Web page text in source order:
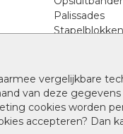
vergelijkbare
van deze
cookies worden
accepteren? Dan
Palissades
Stapelblokken
Afwatering
Beplantings
Split, grind en
Oprit tegels